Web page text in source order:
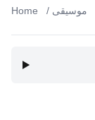
Home / موسيقى